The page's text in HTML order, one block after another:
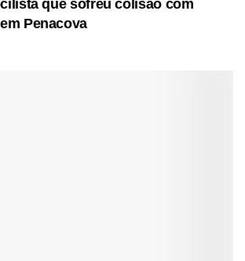
que sofreu colisão com
Penacova